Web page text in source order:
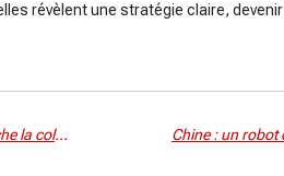
révèlent une stratégie claire, devenir
Instagram Map : la nouvelle fonctionnalité qui déclenche la colère des utilisateurs